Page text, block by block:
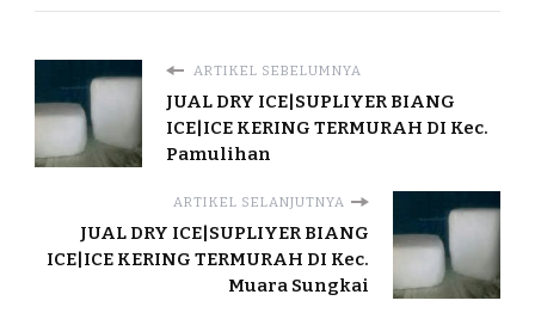
ARTIKEL SEBELUMNYA
JUAL DRY ICE|SUPLIYER BIANG
ICE|ICE KERING TERMURAH DI Kec.
Pamulihan
ARTIKEL SELANJUTNYA
JUAL DRY ICE|SUPLIYER BIANG
ICE|ICE KERING TERMURAH DI Kec.
Muara Sungkai